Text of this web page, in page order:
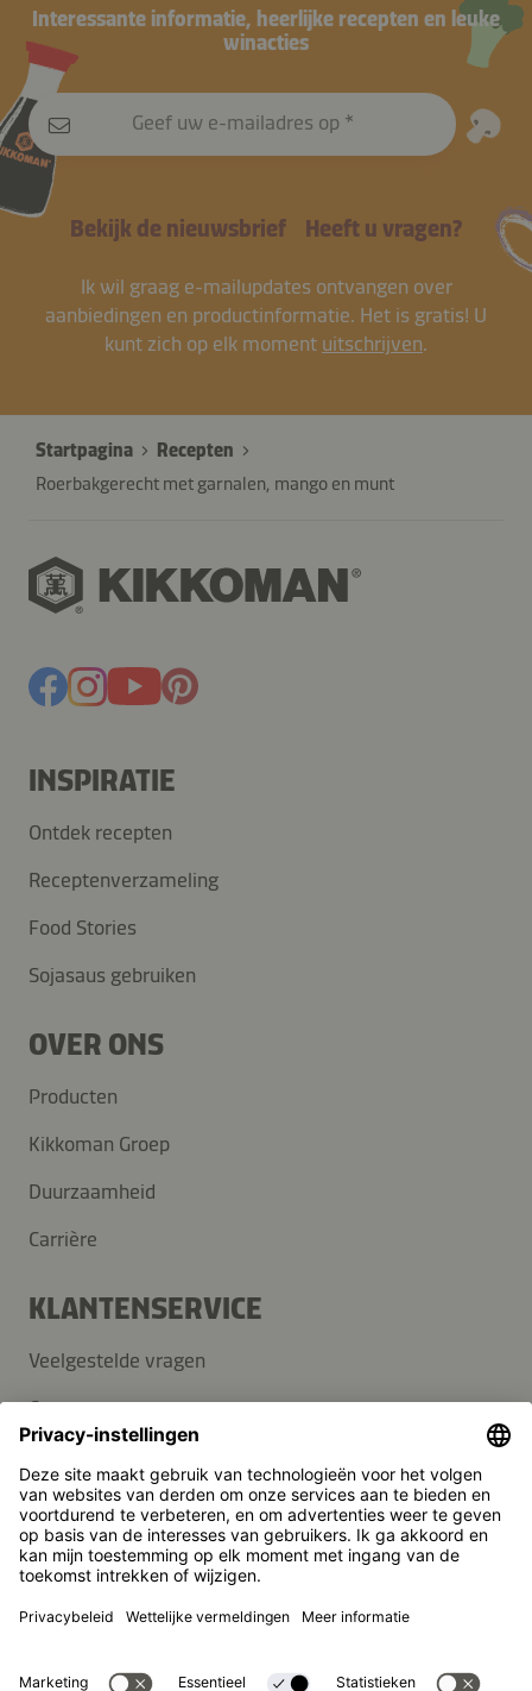
Interessante informatie, heerlijke recepten en leuke
winacties
Geef uw e-mailadres op
Bekijk de nieuwsbrief Heeft u vragen?
Ik wil graag e-mailupdates ontvangen over
aanbiedingen en productinformatie. Het is gratis! U
kunt zich op elk moment uitschrijven.
Startpagina
Recepten
Roerbakgerecht met garnalen, mango en munt
INSPIRATIE
Ontdek recepten
Receptenverzameling
Food Stories
Sojasaus gebruiken
OVER ONS
Producten
Kikkoman Groep
Duurzaamheid
Carrière
KLANTENSERVICE
Veelgestelde vragen
Contact
Pers
Kikkoman is een geregistreerd handelsmerk van Kikkoman
Corporation, Japan.
Theodorstraße 180, 40472 Düsseldorf, Germany